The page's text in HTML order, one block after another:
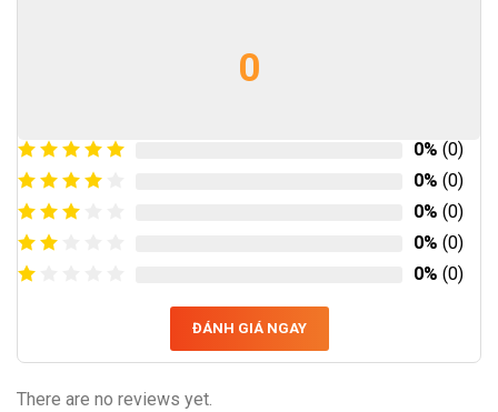
0
0% (0)
0% (0)
0% (0)
0% (0)
0% (0)
ĐÁNH GIÁ NGAY
There are no reviews yet.